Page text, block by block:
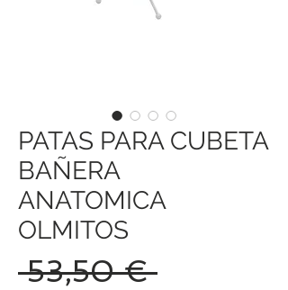
PATAS PARA CUBETA
BAÑERA
ANATOMICA
OLMITOS
53,50 € Precio